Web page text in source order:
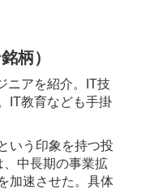
柄）
ニアを紹介。IT技
IT教育なども手掛
いう印象を持つ投
中長期の事業拡
加速させた。具体